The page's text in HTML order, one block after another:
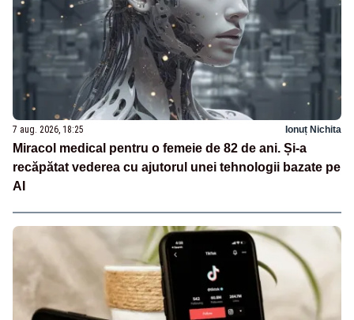
7 aug. 2026, 18:25 Ionuț Nichita
Miracol medical pentru o femeie de 82 de ani. Și-a
recăpătat vederea cu ajutorul unei tehnologii bazate pe
AI